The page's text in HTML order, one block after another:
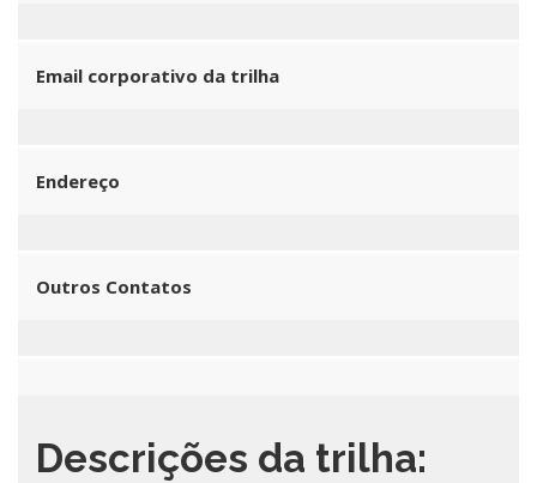
Email corporativo da trilha
Endereço
Outros Contatos
Descrições da trilha: